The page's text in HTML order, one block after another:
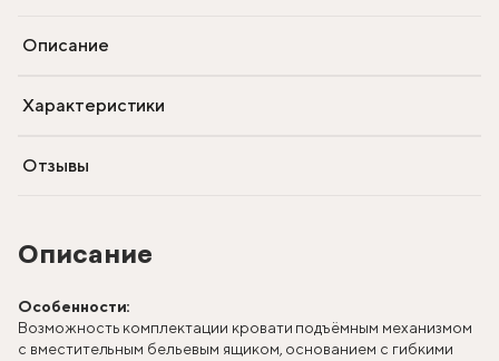
Описание
Особенности:
Возможность комплектации кровати подъёмным механизмом
с вместительным бельевым ящиком, основанием с гибкими
Описание
Характеристики
Отзывы